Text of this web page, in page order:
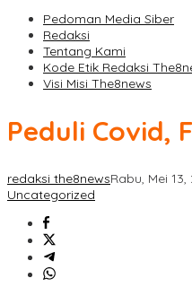
Pedoman Media Siber
Redaksi
Tentang Kami
Kode Etik Redaksi
Visi Misi The8news
Peduli Covid,
redaksi the8newsRabu, Mei 13,
Uncategorized